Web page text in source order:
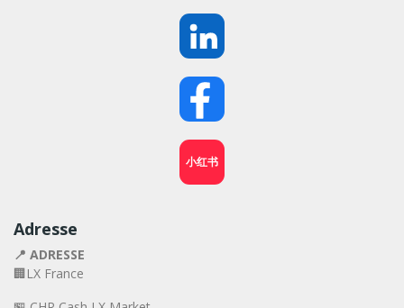
小红书
Adresse
📍 ADRESSE
🏢LX France